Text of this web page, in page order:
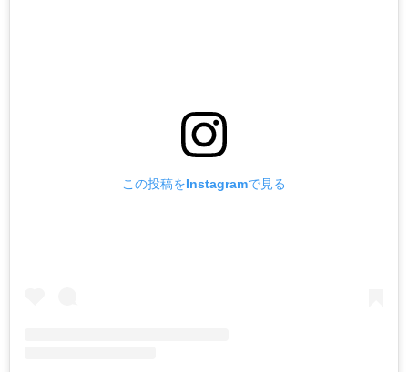
この投稿をInstagramで見る